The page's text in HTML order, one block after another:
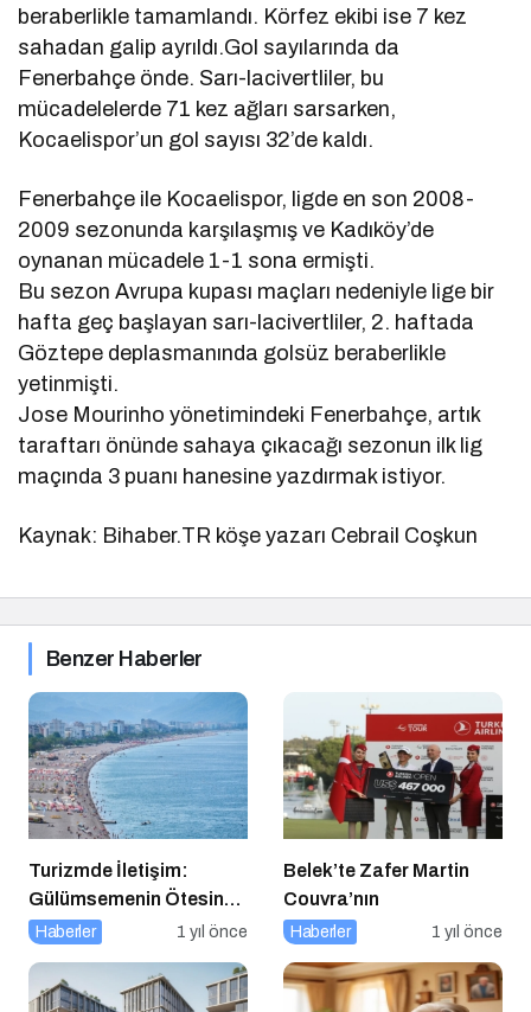
beraberlikle tamamlandı. Körfez ekibi ise 7 kez
sahadan galip ayrıldı.Gol sayılarında da
Fenerbahçe önde. Sarı-lacivertliler, bu
mücadelelerde 71 kez ağları sarsarken,
Kocaelispor’un gol sayısı 32’de kaldı.
Fenerbahçe ile Kocaelispor, ligde en son 2008-
2009 sezonunda karşılaşmış ve Kadıköy’de
oynanan mücadele 1-1 sona ermişti.
Bu sezon Avrupa kupası maçları nedeniyle lige bir
hafta geç başlayan sarı-lacivertliler, 2. haftada
Göztepe deplasmanında golsüz beraberlikle
yetinmişti.
Jose Mourinho yönetimindeki Fenerbahçe, artık
taraftarı önünde sahaya çıkacağı sezonun ilk lig
maçında 3 puanı hanesine yazdırmak istiyor.
Kaynak: Bihaber.TR köşe yazarı Cebrail Coşkun
Benzer Haberler
Turizmde İletişim:
Gülümsemenin Ötesinde
Bir Sanat
Haberler 1 yıl önce
Belek’te Zafer Martin
Couvra’nın
Haberler 1 yıl önce